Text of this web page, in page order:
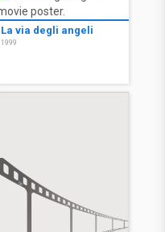
La via degli angeli
1999